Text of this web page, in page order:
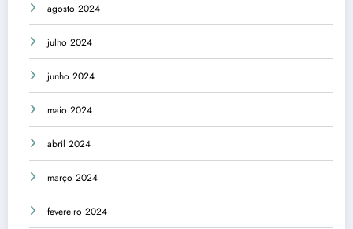
agosto 2024
julho 2024
junho 2024
maio 2024
abril 2024
março 2024
fevereiro 2024